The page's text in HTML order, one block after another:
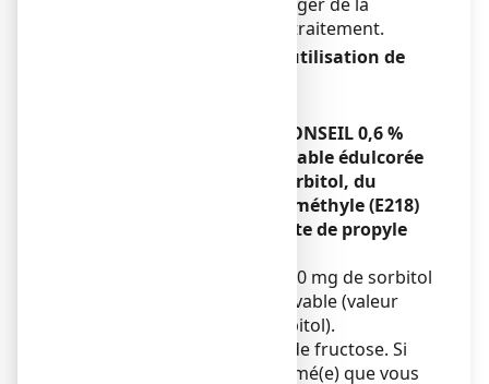
nécessité de poursuivre le traitement.
Conduite de véhicules et utilisation de
AMBROXOL BIOGARAN CONSEIL 0,6 %
SANS SUCRE, solution buvable édulcorée
au sorbitol contient du sorbitol, du
parahydroxybenzoate de méthyle (E218)
et du parahydroxybenzoate de propyle
Ce médicament contient 700 mg de sorbitol
par millilitre de solution buvable (valeur
calorique 2,6 kcal/g de sorbitol).
Le sorbitol est une source de fructose. Si
votre médecin vous a informé(e) que vous